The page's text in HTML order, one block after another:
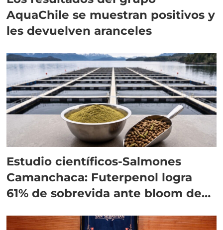
AquaChile se muestran positivos y
les devuelven aranceles
Estudio científicos-Salmones
Camanchaca: Futerpenol logra
61% de sobrevida ante bloom de